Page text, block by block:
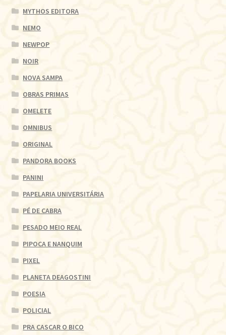
MYTHOS EDITORA
NEMO
NEWPOP
NOIR
NOVA SAMPA
OBRAS PRIMAS
OMELETE
OMNIBUS
ORIGINAL
PANDORA BOOKS
PANINI
PAPELARIA UNIVERSITÁRIA
PÉ DE CABRA
PESADO MEIO REAL
PIPOCA E NANQUIM
PIXEL
PLANETA DEAGOSTINI
POESIA
POLICIAL
PRA CASCAR O BICO